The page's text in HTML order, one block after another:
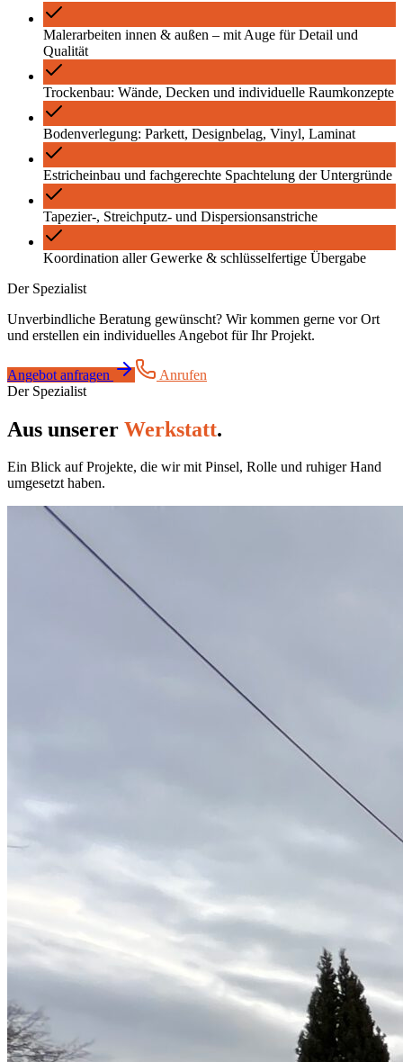
Malerarbeiten innen & außen – mit Auge für Detail und
Qualität
Trockenbau: Wände, Decken und individuelle Raumkonzepte
Bodenverlegung: Parkett, Designbelag, Vinyl, Laminat
Estricheinbau und fachgerechte Spachtelung der Untergründe
Tapezier-, Streichputz- und Dispersionsanstriche
Koordination aller Gewerke & schlüsselfertige Übergabe
Der Spezialist
Unverbindliche Beratung gewünscht? Wir kommen gerne vor Ort
und erstellen ein individuelles Angebot für Ihr Projekt.
Angebot anfragen
Anrufen
Der Spezialist
Aus unserer Werkstatt.
Ein Blick auf Projekte, die wir mit Pinsel, Rolle und ruhiger Hand
umgesetzt haben.